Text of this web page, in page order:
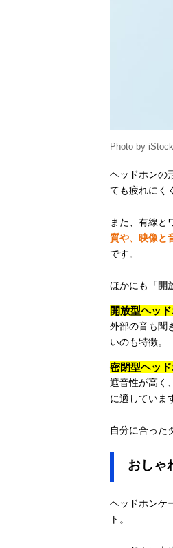
Photo by iStock
ヘッドホンの
ても疲れにく
また、有線と
質や、映像と
です。
ほかにも 「
開放型ヘッ
外部の音も聞
いのも特徴。
密閉型ヘッ
遮音性が高く
に適していま
自分に合った
おしゃ
ヘッドホンケ
ト。